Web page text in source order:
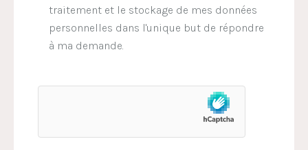
traitement et le stockage de mes données
personnelles dans l'unique but de répondre
à ma demande.